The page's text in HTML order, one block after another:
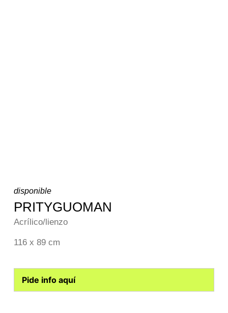
disponible
PRITYGUOMAN
Acrílico/lienzo
116 x 89 cm
Pide info aquí